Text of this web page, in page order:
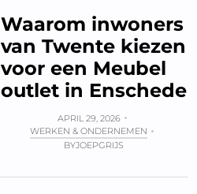
Waarom inwoners
van Twente kiezen
voor een Meubel
outlet in Enschede
APRIL 29, 2026
WERKEN & ONDERNEMEN
BYJOEPGRIJS